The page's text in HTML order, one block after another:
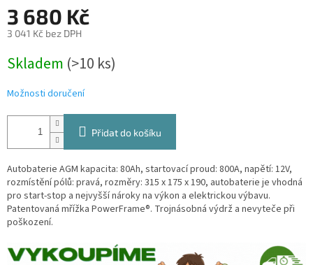
3 680 Kč
3 041 Kč bez DPH
cena:
Skladem (>10 ks)
Možnosti doručení
Přidat do košíku
Autobaterie AGM kapacita: 80Ah, startovací proud: 800A, napětí: 12V,
rozmístění pólů: pravá, rozměry: 315 x 175 x 190, autobaterie je vhodná
pro start-stop a nejvyšší nároky na výkon a elektrickou výbavu.
Patentovaná mřížka PowerFrame®. Trojnásobná výdrž a nevyteče při
poškození.